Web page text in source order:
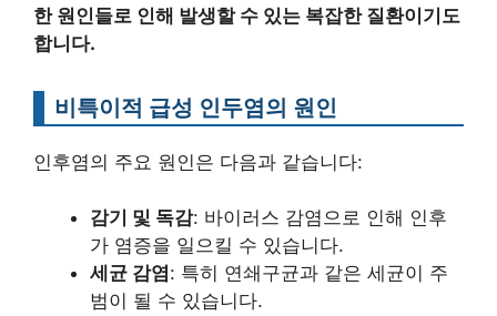
한 원인들로 인해 발생할 수 있는 복잡한 질환이기도
합니다.
비특이적 급성 인두염의 원인
인후염의 주요 원인은 다음과 같습니다:
감기 및 독감: 바이러스 감염으로 인해 인후
가 염증을 일으킬 수 있습니다.
세균 감염: 특히 연쇄구균과 같은 세균이 주
범이 될 수 있습니다.